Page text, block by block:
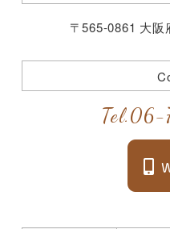
〒565-0861 大阪
Tel.06-